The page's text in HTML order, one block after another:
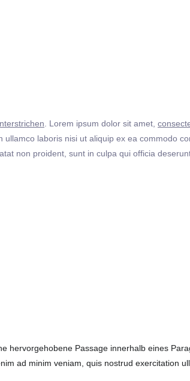
. Lorem ipsum dolor sit amet,
laboris nisi ut aliquip ex ea commodo
non proident, sunt in culpa qui officia
hervorgehobene Passage innerhalb eines
ad minim veniam, quis nostrud exercitation